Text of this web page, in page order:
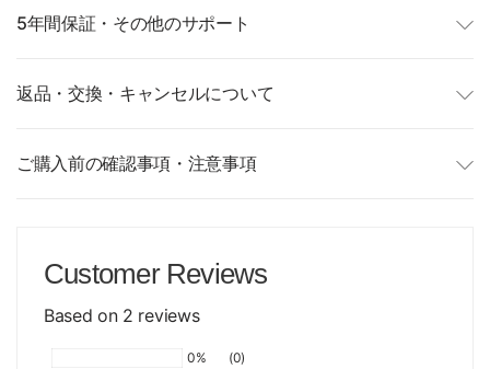
5年間保証・その他のサポート
返品・交換・キャンセルについて
ご購入前の確認事項・注意事項
Customer Reviews
Based on 2 reviews
0%
(0)